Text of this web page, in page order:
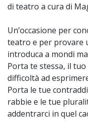
di teatro a cura di
Un’occasione per
teatro e per provare
introduca a mondi
Porta te stessə, il
difficoltà ad
Porta le tue
rabbie e le tue
addentrarci in quel